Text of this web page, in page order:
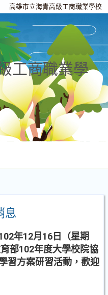
高雄市立海青高級工商職業學校
工商職業學
息
年12月16日（星期
部102年度大學校院協
習方案研習活動，歡迎